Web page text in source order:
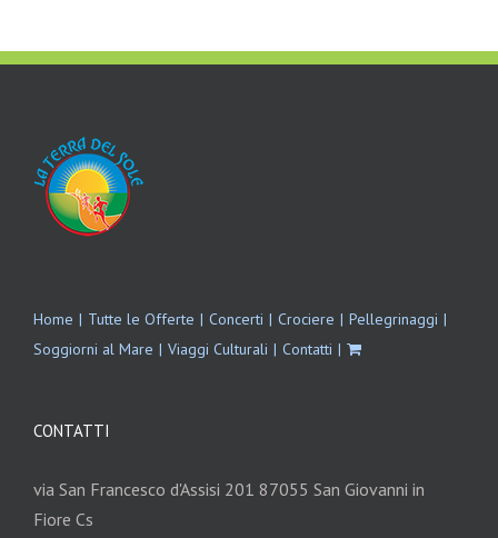
Home Tutte le Offerte Concerti Crociere
Pellegrinaggi
Soggiorni al Mare
Viaggi Culturali Contatti
CONTATTI
via San Francesco d'Assisi 201 87055 San Giovanni in
Fiore Cs